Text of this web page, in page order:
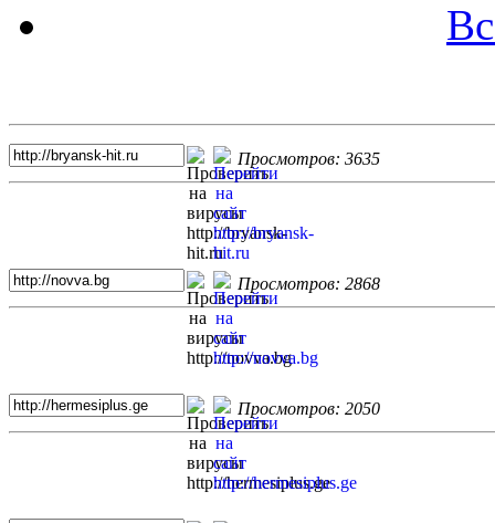
Просмотров: 3635
Просмотров: 2868
Просмотров: 2050